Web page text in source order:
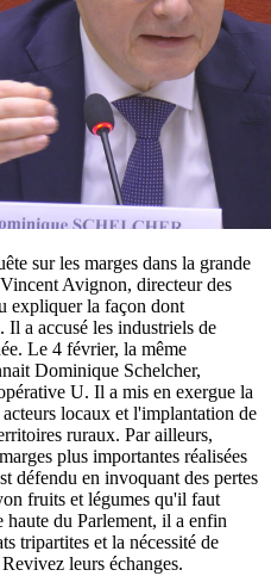
sur les marges dans la grande
Avignon, directeur des
expliquer la façon dont
Il a accusé les industriels de
Le 4 février, la même
Dominique Schelcher,
U. Il a mis en exergue la
locaux et l'implantation de
ruraux. Par ailleurs,
plus importantes réalisées
défendu en invoquant des pertes
fruits et légumes qu'il faut
haute du Parlement, il a enfin
tripartites et la nécessité de
leurs échanges.